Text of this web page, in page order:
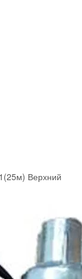
Верхний